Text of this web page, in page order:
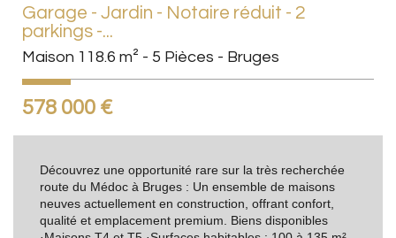
Garage - Jardin - Notaire réduit - 2
parkings -...
Maison 118.6 m² - 5 Pièces - Bruges
578 000 €
Découvrez une opportunité rare sur la très recherchée
route du Médoc à Bruges : Un ensemble de maisons
neuves actuellement en construction, offrant confort,
qualité et emplacement premium. Biens disponibles